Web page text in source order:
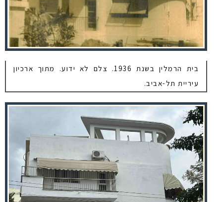
בית הרמלין בשנת 1936. צלם לא ידוע. מתוך ארכיון
עיריית תל-אביב.